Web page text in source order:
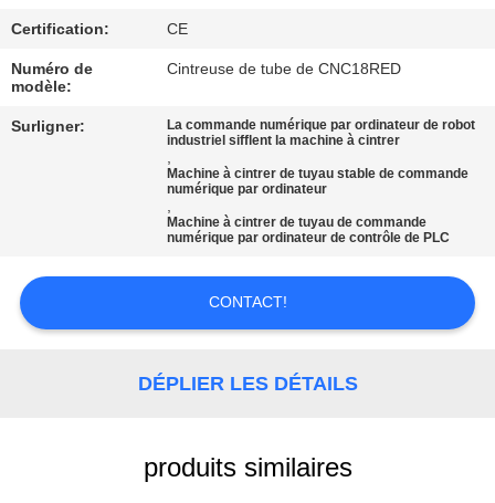
CONTACTEZ-
NOUS
NOUVELLES
DEMANDEZ
CITATION
Certification: CE
Numéro de
modèle:
Cintreuse de tube de CNC18RED
Surligner:
La commande numérique par ordinateur de robot
industriel sifflent la machine à cintrer
,
Machine à cintrer de tuyau stable de commande
numérique par ordinateur
,
Machine à cintrer de tuyau de commande
numérique par ordinateur de contrôle de PLC
CONTACT!
DÉPLIER LES DÉTAILS
produits similaires